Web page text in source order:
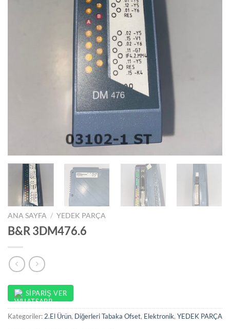
ANA SAYFA / YEDEK PARÇA
B&R 3DM476.6
SIPARIŞ VER
Kategoriler:2.El Ürün, Diğerleri Tabaka Ofset, Elektronik, YEDEK PARÇA